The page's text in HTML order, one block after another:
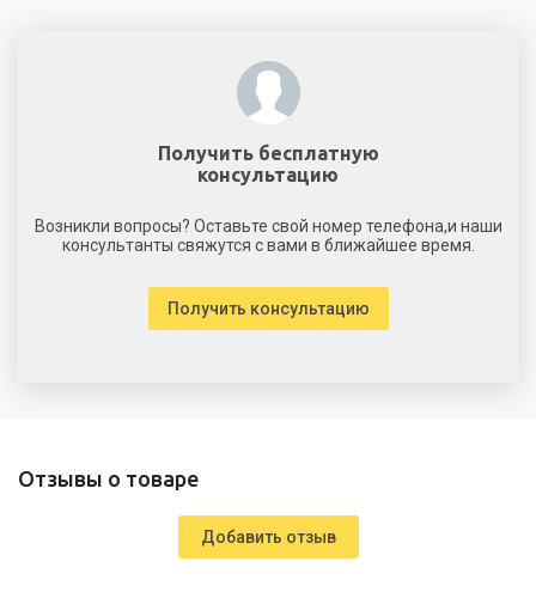
Получить бесплатную
консультацию
Возникли вопросы? Оставьте свой номер телефона,и наши
консультанты свяжутся с вами в ближайшее время.
Получить консультацию
Отзывы о товаре
Добавить отзыв